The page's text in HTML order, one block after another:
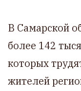
В Самарской
более 142
которых
жителей